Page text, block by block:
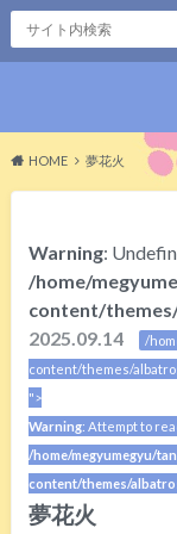
HOME 夢花火
Warning:
/home/
content/
2025.09.14
/
content/themes/
">
Warning: Attempt to
/home/megyumegyu/
content/themes/
夢花火